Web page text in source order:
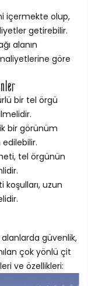
içermekte olup,
getirebilir.
alanın
göre
bir tel örgü
bir görünüm
tel örgünün
uzun
güvenlik,
çok yönlü çit
ve özellikleri: